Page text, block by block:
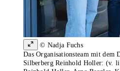
© Nadja Fuchs
Das Organisationsteam mit dem
Silberberg Reinhold Holler: (v.